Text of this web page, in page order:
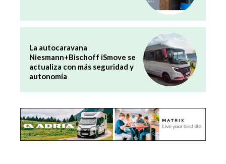
La autocaravana
Niesmann+Bischoff iSmove se
actualiza con más seguridad y
autonomía